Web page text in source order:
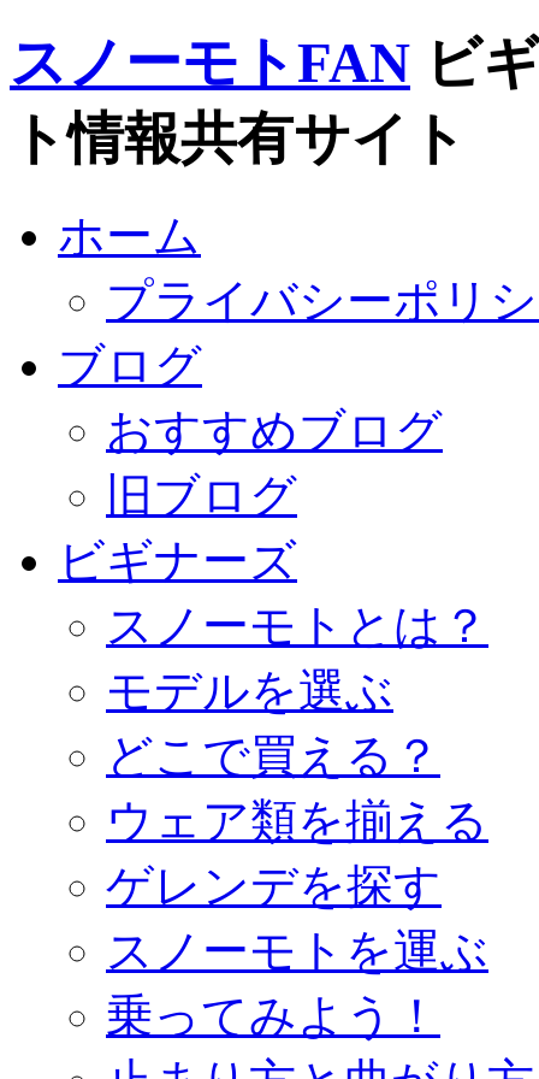
スノーモトFAN ビ
ト情報共有サイト
ホーム
プライバシーポリ
ブログ
おすすめブログ
旧ブログ
ビギナーズ
スノーモトとは？
モデルを選ぶ
どこで買える？
ウェア類を揃える
ゲレンデを探す
スノーモトを運ぶ
乗ってみよう！